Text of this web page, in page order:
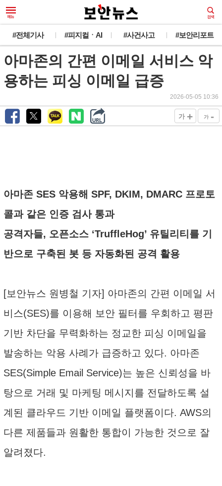
#전체기사 #피지컬ㆍAI #사건사고 #보안리포트
아마존의 간편 이메일 서비스 악
용하는 피싱 이메일 급증
2026-05-05 10:36
가 + 가 -
아마존 SES 악용해 SPF, DKIM, DMARC 프로토
콜과 같은 인증 검사 통과
공격자들, 오픈소스 ‘TruffleHog’ 유틸리티를 기
반으로 구축된 봇 등 자동화된 공격 활용
[보안뉴스 원병철 기자] 아마존의 간편 이메일 서
비스(SES)를 이용해 보안 필터를 우회하고 평판
기반 차단을 무력화하는 정교한 피싱 이메일을
발송하는 악용 사례가 급증하고 있다. 아마존
SES(Simple Email Service)는 높은 신뢰성을 바
탕으로 거래 및 마케팅 메시지를 전달하도록 설
계된 클라우드 기반 이메일 플랫폼이다. AWS의
다른 제품들과 원활한 통합이 가능한 것으로 잘
알려졌다.